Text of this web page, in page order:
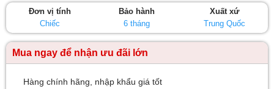
Đơn vị tính
Chiếc
Bảo hành
6 tháng
Xuất xứ
Trung Quốc
Mua ngay để nhận ưu đãi lớn
Hàng chính hãng, nhập khẩu giá tốt